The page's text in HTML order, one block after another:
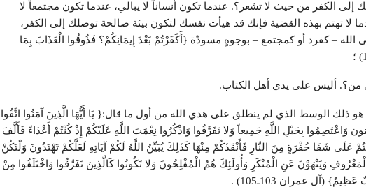
الكفر من حيث لا تشعر؟. عندما تكون أنساناً لا يبالي، عندما تكون مجتمعاً لا
لا تهتم بهذه القضية فإنك قد هيأت نفسك لتكون بيئة صالحة توصلك إلى الكفر،
الله – كفرد أو كمجتمع – بوجوهٍ مسودّة {أَكَفَرْتُمْ بَعْدَ إِيمَانِكُمْ؟ فَذُوقُوا الْعَذَابَ بِمَا
من؟. أليس على يدي أهل الكتاب.
ذلك الوسط الذي لم ينطلق على هدي الله من أول ما قال:{ يَا أَيُّهَا الَّذِينَ آمَنُوا اتَّقُوا
وَاعْتَصِمُوا بِحَبْلِ اللَّهِ جَمِيعاً وَلا تَفَرَّقُوا وَاذْكُرُوا نِعْمَتَ اللَّهِ عَلَيْكُمْ إِذْ كُنْتُمْ أَعْدَاءً فَأَلَّفَ
عَلَى شَفَا حُفْرَةٍ مِنَ النَّارِ فَأَنْقَذَكُمْ مِنْهَا كَذَلِكَ يُبَيِّنُ اللَّهُ لَكُمْ آيَاتِهِ لَعَلَّكُمْ تَهْتَدُونَ وَلْتَكُنْ
وَيَنْهَوْنَ عَنِ الْمُنْكَرِ وَأُولَئِكَ هُمُ الْمُفْلِحُونَ وَلا تَكُونُوا كَالَّذِينَ تَفَرَّقُوا وَاخْتَلَفُوا مِنْ
(آل عمران 103ـ105) .